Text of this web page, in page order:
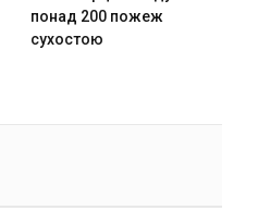
понад 200 пожеж
сухостою